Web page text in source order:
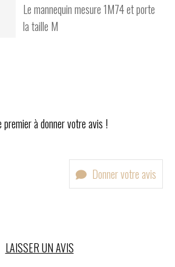
Le mannequin mesure 1M74 et porte
la taille M
premier à donner votre avis !
Donner votre avis
LAISSER UN AVIS